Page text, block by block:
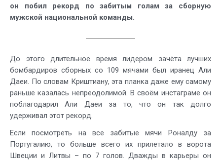
он побил рекорд по забитым голам за сборную
мужской национальной команды.
До этого длительное время лидером зачёта лучших
бомбардиров сборных со 109 мячами был иранец Али
Даеи. По словам Криштиану, эта планка даже ему самому
раньше казалась непреодолимой. В своём инстаграме он
поблагодарил Али Даеи за то, что он так долго
удерживал этот рекорд.
Если посмотреть на все забитые мячи Роналду за
Португалию, то больше всего их прилетало в ворота
Швеции и Литвы – по 7 голов. Дважды в карьеры он